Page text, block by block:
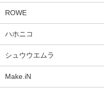
ROWE
ハホニコ
シュウウエムラ
Make.iN